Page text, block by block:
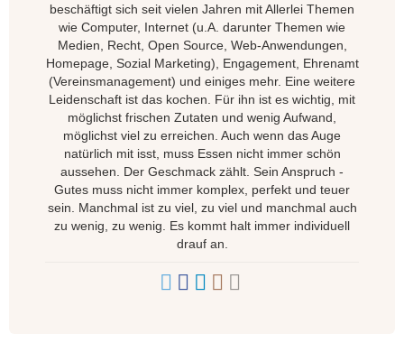
beschäftigt sich seit vielen Jahren mit Allerlei Themen
wie Computer, Internet (u.A. darunter Themen wie
Medien, Recht, Open Source, Web-Anwendungen,
Homepage, Sozial Marketing), Engagement, Ehrenamt
(Vereinsmanagement) und einiges mehr. Eine weitere
Leidenschaft ist das kochen. Für ihn ist es wichtig, mit
möglichst frischen Zutaten und wenig Aufwand,
möglichst viel zu erreichen. Auch wenn das Auge
natürlich mit isst, muss Essen nicht immer schön
aussehen. Der Geschmack zählt. Sein Anspruch -
Gutes muss nicht immer komplex, perfekt und teuer
sein. Manchmal ist zu viel, zu viel und manchmal auch
zu wenig, zu wenig. Es kommt halt immer individuell
drauf an.